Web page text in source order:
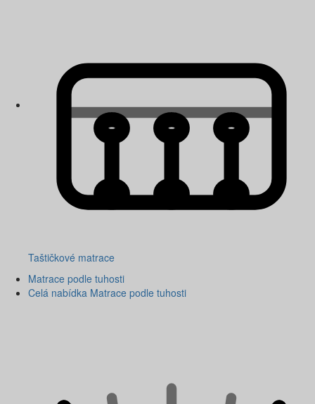
Taštičkové matrace
Matrace podle tuhosti
Celá nabídka Matrace podle tuhosti